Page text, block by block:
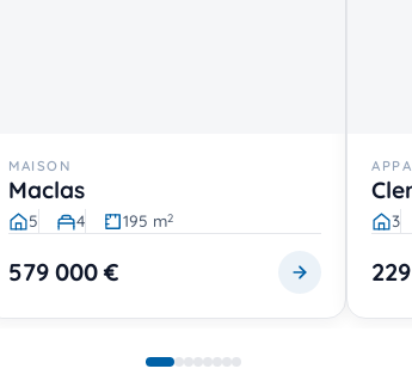
MAISON
Maclas
5 4 195 m2
579 000 €
3